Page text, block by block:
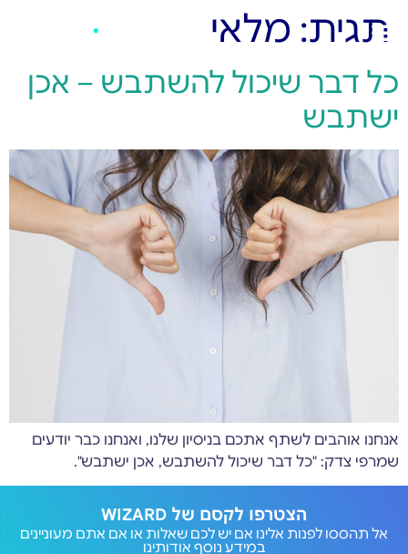
תגית: מלאי
כל דבר שיכול להשתבש – אכן
ישתבש
אנחנו אוהבים לשתף אתכם בניסיון שלנו, ואנחנו כבר יודעים
שמרפי צדק: "כל דבר שיכול להשתבש, אכן ישתבש".
הצטרפו לקסם של WIZARD
אל תהססו לפנות אלינו אם יש לכם שאלות או אם אתם מעוניינים
במידע נוסף אודותינו